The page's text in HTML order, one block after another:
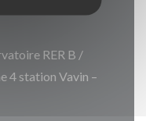
RER B /
4 station Vavin –